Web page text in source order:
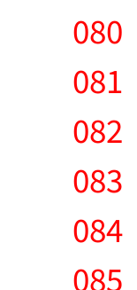
080
081
082
083
084